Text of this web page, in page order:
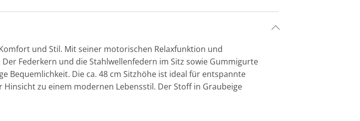
und Stil. Mit seiner motorischen Relaxfunktion und
Federkern und die Stahlwellenfedern im Sitz sowie Gummigurte
Bequemlichkeit. Die ca. 48 cm Sitzhöhe ist ideal für entspannte
Hinsicht zu einem modernen Lebensstil. Der Stoff in Graubeige